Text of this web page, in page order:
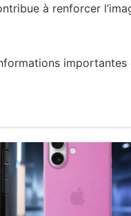
à renforcer
importantes